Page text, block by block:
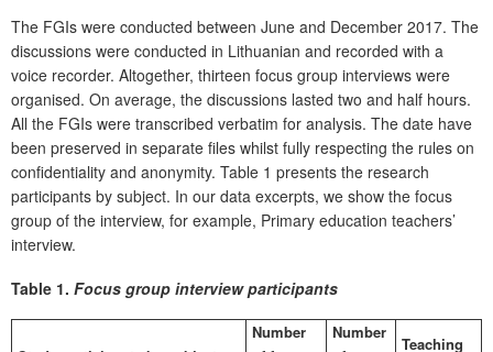
The FGIs were conducted between June and December 2017. The
discussions were conducted in Lithuanian and recorded with a
voice recorder. Altogether, thirteen focus group interviews were
organised. On average, the discussions lasted two and half hours.
All the FGIs were transcribed verbatim for analysis. The date have
been preserved in separate files whilst fully respecting the rules on
confidentiality and anonymity. Table 1 presents the research
participants by subject. In our data excerpts, we show the focus
group of the interview, for example, Primary education teachers’
interview.
Table 1. Focus group interview participants
Number
Number
Teaching